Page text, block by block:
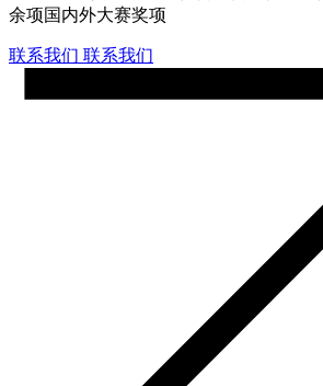
余项国内外大赛奖项
联系我们 联系我们